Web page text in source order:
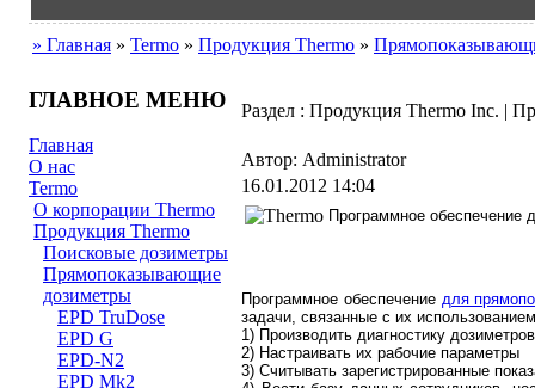
» Главная » Termo » Продукция Thermo »
ГЛАВНОЕ МЕНЮ
Главная
О нас
Termo
О корпорации Thermo
Продукция Thermo
Поисковые дозиметры
Прямопоказывающие
дозиметры
EPD TruDose
EPD G
EPD-N2
EPD Mk2
Раздел : Продукция Thermo Inc. |
Автор: Administrator
16.01.2012 14:04
Программное обеспечение
Программное обеспечение для
задачи, связанные с их
1) Производить диагностику дозиметров
2) Настраивать их рабочие параметры
3) Считывать зарегистрированные